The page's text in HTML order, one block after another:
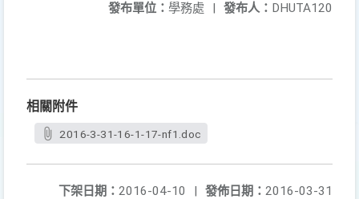
發布人： DHUTA120
發布單位： 學務處 |
相關附件
2016-3-31-16-1-17-nf1.doc
發佈日期： 2016-03-31
下架日期： 2016-04-10
|